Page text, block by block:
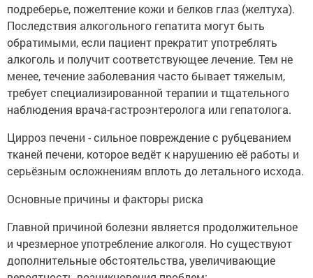
подреберье, пожелтение кожи и белков глаз (желтуха).
Последствия алкогольного гепатита могут быть
обратимыми, если пациент прекратит употреблять
алкоголь и получит соответствующее лечение. Тем не
менее, течение заболевания часто бывает тяжелым,
требует специализированной терапии и тщательного
наблюдения врача-гастроэнтеролога или гепатолога.
Цирроз печени - сильное повреждение с рубцеванием
тканей печени, которое ведёт к нарушению её работы и
серьёзным осложнениям вплоть до летального исхода.
Основные причины и факторы риска
Главной причиной болезни является продолжительное
и чрезмерное употребление алкоголя. Но существуют
дополнительные обстоятельства, увеличивающие